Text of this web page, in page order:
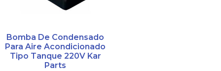
Bomba De Condensado
Para Aire Acondicionado
Tipo Tanque 220V Kar
Parts